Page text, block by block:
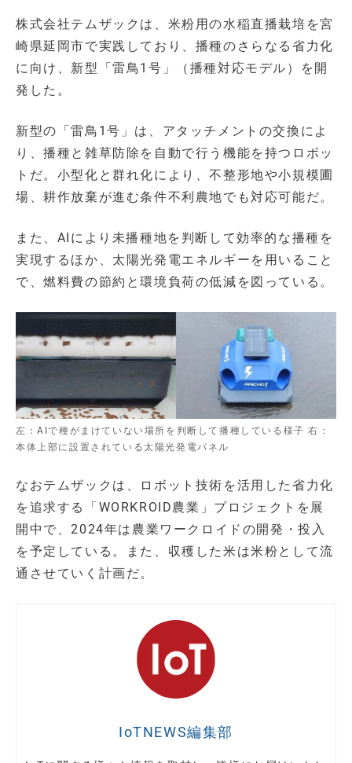
株式会社テムザックは、米粉用の水稲直播栽培を宮
崎県延岡市で実践しており、播種のさらなる省力化
に向け、新型「雷鳥1号」（播種対応モデル）を開
発した。
新型の「雷鳥1号」は、アタッチメントの交換によ
り、播種と雑草防除を自動で行う機能を持つロボッ
トだ。小型化と群れ化により、不整形地や小規模圃
場、耕作放棄が進む条件不利農地でも対応可能だ。
また、AIにより未播種地を判断して効率的な播種を
実現するほか、太陽光発電エネルギーを用いること
で、燃料費の節約と環境負荷の低減を図っている。
左：AIで種がまけていない場所を判断して播種している様子 右：
本体上部に設置されている太陽光発電パネル
なおテムザックは、ロボット技術を活用した省力化
を追求する「WORKROID農業」プロジェクトを展
開中で、2024年は農業ワークロイドの開発・投入
を予定している。また、収穫した米は米粉として流
通させていく計画だ。
IoTNEWS編集部